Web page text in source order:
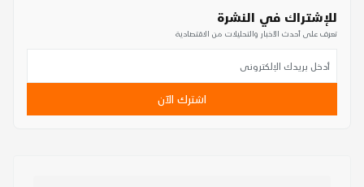
للإشتراك في النشرة
تعرف على أحدث الأخبار والتحليلات من الاقتصادية
اشترك الآن